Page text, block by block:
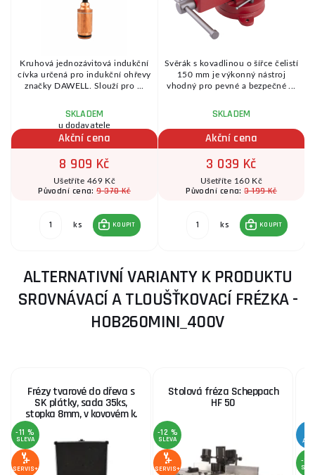
Kruhová jednozávitová indukční
cívka určená pro indukční ohřevy
značky DAWELL. Slouží pro ...
SKLADEM
u dodavatele
Akční cena
8 909 Kč
Ušetříte 469 Kč
Původní cena:9 378 Kč
ks KOUPIT
Svěrák s kovadlinou o šířce čelistí
150 mm je výkonný nástroj
vhodný pro pevné a bezpečné ...
SKLADEM
Akční cena
3 039 Kč
Ušetříte 160 Kč
Původní cena:3 199 Kč
ks KOUPIT
ALTERNATIVNÍ VARIANTY K PRODUKTU
SROVNÁVACÍ A TLOUŠŤKOVACÍ FRÉZKA -
HOB260MINI_400V
Frézy tvarové do dřeva s
SK plátky, sada 35ks,
stopka 8mm, v kovovém k.
-11 %
SLEVA
SERVIS+
Stolová fréza Scheppach
HF 50
-12 %
SLEVA
SERVIS+
-3